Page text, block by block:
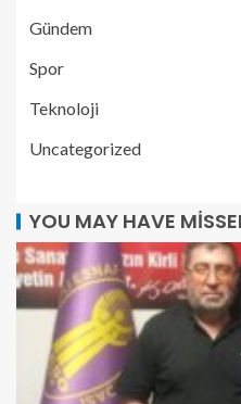
Gündem
Spor
Teknoloji
Uncategorized
YOU MAY HAVE